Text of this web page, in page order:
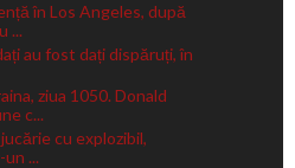
în Los Angeles, după
...
au fost dați dispăruți, în
ziua 1050. Donald
c...
cu explozibil,
...